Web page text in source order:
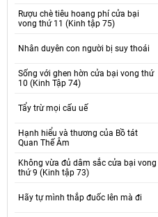
Rượu chè tiêu hoang phí cửa bại
vong thứ 11 (Kinh tập 75)
Nhân duyên con người bị suy thoái
Sống với ghen hờn cửa bại vong thứ
10 (Kinh Tập 74)
Tẩy trừ mọi cấu uế
Hạnh hiểu và thương của Bồ tát
Quan Thế Âm
Không vừa đủ dâm sắc cửa bại vong
thứ 9 (Kinh tập 73)
Hãy tự mình thắp đuốc lên mà đi